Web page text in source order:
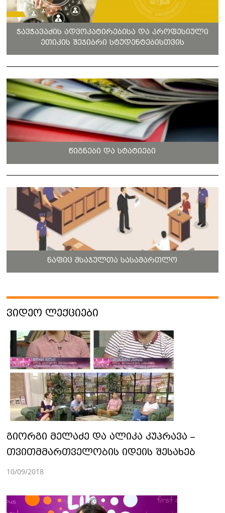
ჭავჭავაძის ადვოკატირებისა და პროფესიული
ეთიკის შეჯიბრი სტუდენტებისთვის
წიგნები და სტატიები
ნაფიც მსაჯულთა სასამართლო
ᲕᲘᲓᲔᲝ ᲚᲔᲥᲪᲘᲔᲑᲘ
გიორგი მელაძე და ალიკა კუპრავა –
თვითმმართველობის იდეის შესახებ
10/09/2018